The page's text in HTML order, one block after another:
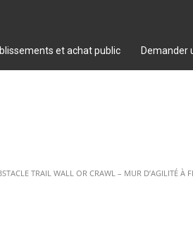
et achat public Demander
TRAIL WALL OR CRAWL – MUR D’AGILITÉ À